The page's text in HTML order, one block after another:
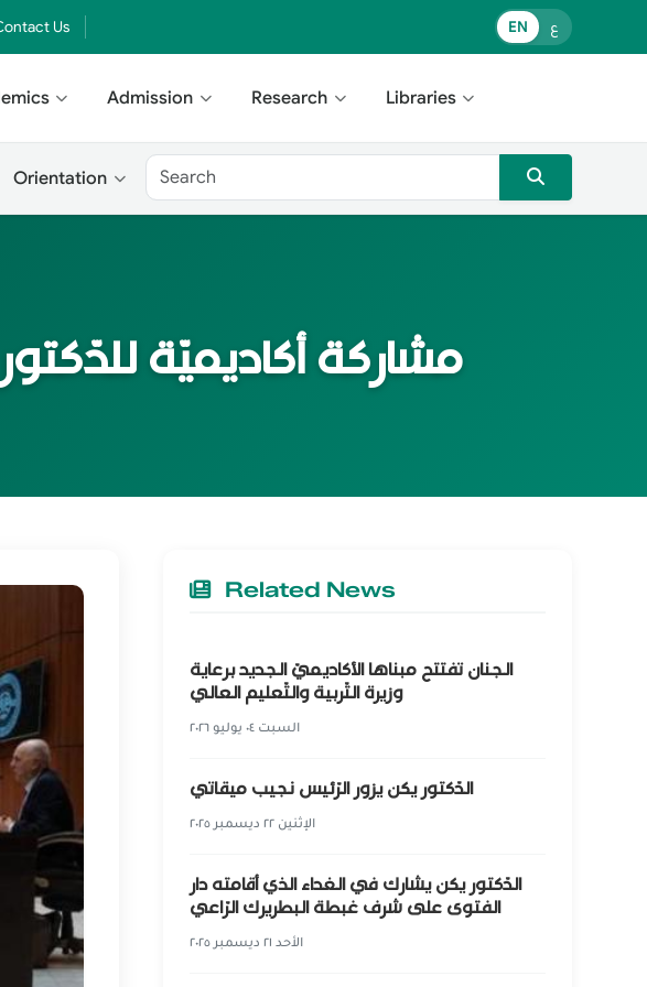
Us EN ع
Admission Research Libraries
Orientation
مشاركة أكاديميّة
Related News
الجنان تفتتح مبناها الأكاديميّ الجديد برعاية
وزيرة التّربية والتّعليم العالي
السبت ٠٤ يوليو ٢٠٢٦
الدّكتور يكن يزور الرّئيس نجيب ميقاتي
الإثنين ٢٢ ديسمبر ٢٠٢٥
الدّكتور يكن يشارك في الغداء الذي أقامته دار
الفتوى على شرف غبطة البطريرك الرّاعي
الأحد ٢١ ديسمبر ٢٠٢٥